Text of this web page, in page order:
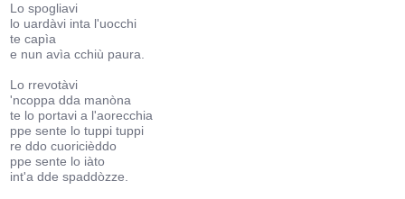
Lo spogliavi
lo uardàvi inta l'uocchi
te capìa
e nun avìa cchiù paura.
Lo rrevotàvi
'ncoppa dda manòna
te lo portavi a l'aorecchia
ppe sente lo tuppi tuppi
re ddo cuoricièddo
ppe sente lo iàto
int'a dde spaddòzze.